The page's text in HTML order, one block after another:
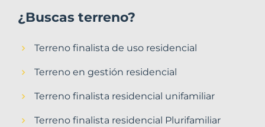
¿Buscas terreno?
Terreno finalista de uso residencial
Terreno en gestión residencial
Terreno finalista residencial unifamiliar
Terreno finalista residencial Plurifamiliar